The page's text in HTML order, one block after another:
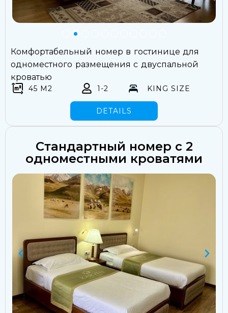
Комфортабельный номер в гостинице для
одноместного размещения с двуспальной
кроватью
KING SIZE
45 M2 1-2
DETAILS
Стандартный номер с 2
одноместными кроватями